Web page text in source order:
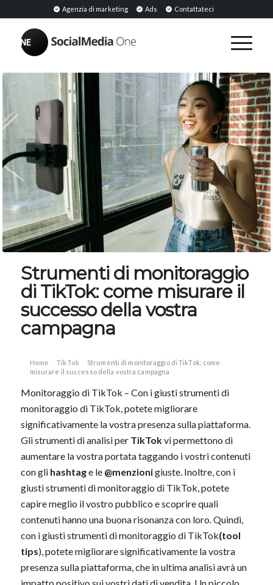
Agenzia di marketing Ads Contattateci
Strumenti di monitoraggio
di TikTok: come misurare il
successo della vostra
campagna
Home › TikTok › Strumenti di monitoraggio di TikTok: come
misurare il successo della vostra campagna
Monitoraggio di TikTok – Con i giusti strumenti di
monitoraggio di TikTok, potete migliorare
significativamente la vostra presenza sulla piattaforma.
Gli strumenti di analisi per TikTokvi permettono di
aumentare la vostra portata taggando i vostri contenuti
con gli hashtage le @menzionigiuste. Inoltre, con i
giusti strumenti di monitoraggio di TikTok, potete
capire meglio il vostro pubblico e scoprire quali
contenuti hanno una buona risonanza con loro. Quindi,
con i giusti strumenti di monitoraggio di TikTok(tool
tips), potete migliorare significativamente la vostra
presenza sulla piattaforma, che in ultima analisi avrà un